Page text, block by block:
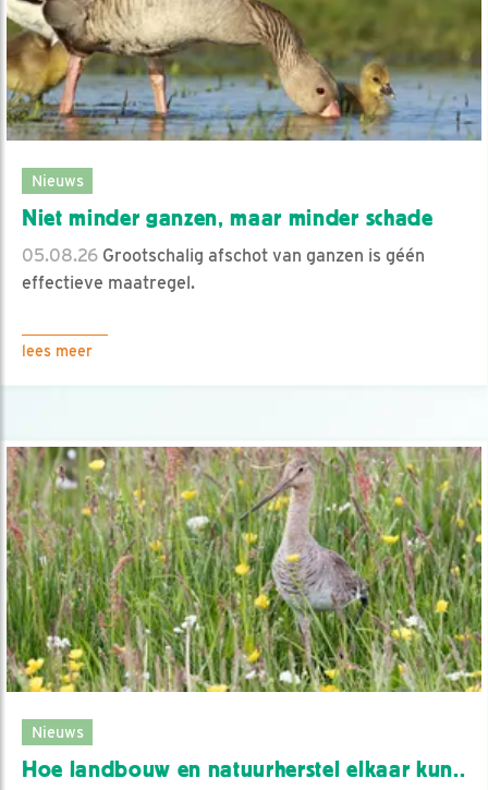
Nieuws
Niet minder ganzen, maar minder schade
05.08.26 Grootschalig afschot van ganzen is géén
effectieve maatregel.
lees meer
Nieuws
Hoe landbouw en natuurherstel elkaar kun..